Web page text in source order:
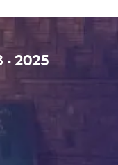
- 2025